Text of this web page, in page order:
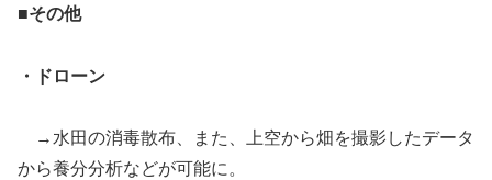
■その他
・ドローン
→水田の消毒散布、また、上空から畑を撮影したデータ
から養分分析などが可能に。